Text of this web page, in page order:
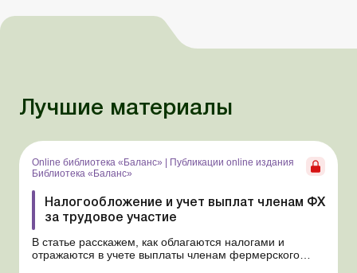
Лучшие материалы
Online библиотека «Баланс»
Публикации online издания
Библиотека «Баланс»
Налогообложение и учет выплат членам ФХ
за трудовое участие
В статье расскажем, как облагаются налогами и
отражаются в учете выплаты членам фермерского